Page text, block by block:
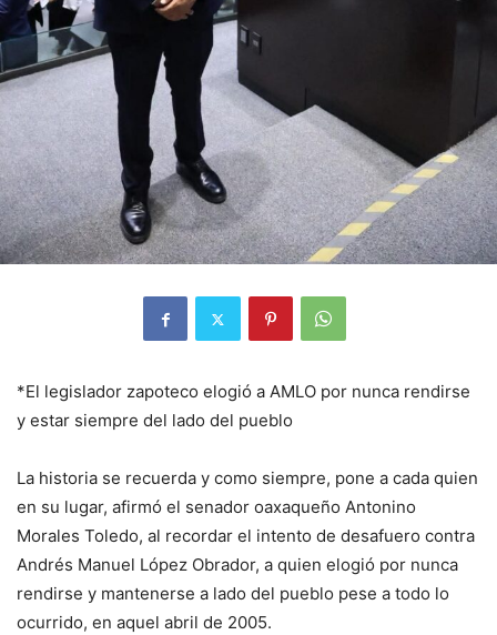
*El legislador zapoteco elogió a AMLO por nunca rendirse
y estar siempre del lado del pueblo
La historia se recuerda y como siempre, pone a cada quien
en su lugar, afirmó el senador oaxaqueño Antonino
Morales Toledo, al recordar el intento de desafuero contra
Andrés Manuel López Obrador, a quien elogió por nunca
rendirse y mantenerse a lado del pueblo pese a todo lo
ocurrido, en aquel abril de 2005.